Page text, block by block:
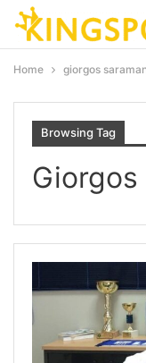
Home giorgos
Browsing Tag
Giorgos